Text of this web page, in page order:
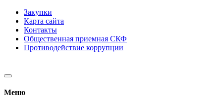
Закупки
Карта сайта
Контакты
Общественная приемная СКФ
Противодействие коррупции
Меню